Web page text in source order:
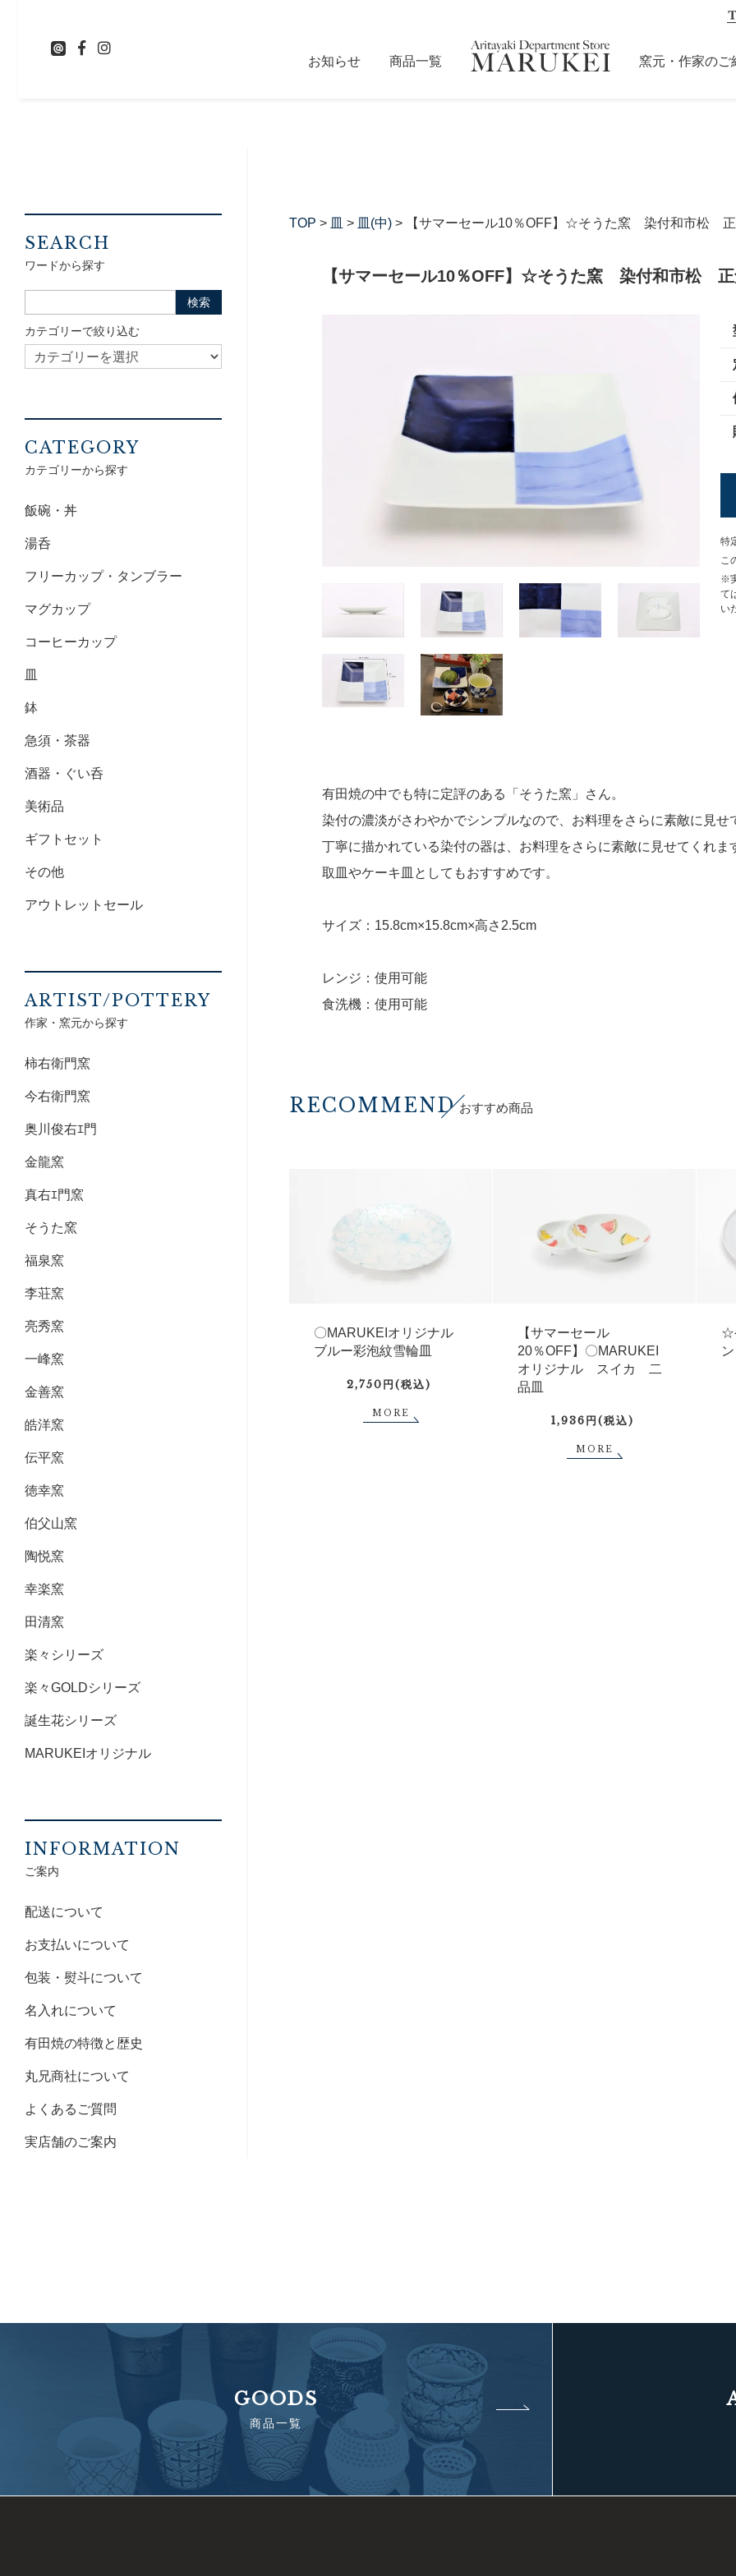
お知らせ 商品一覧 窯元・作家のご
TOP > 皿 > 皿(中) > 【サマーセール10％OFF】☆そうた窯 染付和市松 正
【サマーセール10％OFF】☆そうた窯 染付和市松 正
特
こ
※
て
い
有田焼の中でも特に定評のある「そうた窯」さん。
染付の濃淡がさわやかでシンプルなので、お料理をさらに素敵に見せ
丁寧に描かれている染付の器は、お料理をさらに素敵に見せてくれま
取皿やケーキ皿としてもおすすめです。
サイズ：15.8cm×15.8cm×高さ2.5cm
レンジ：使用可能
食洗機：使用可能
RECOMMEND おすすめ商品
〇MARUKEIオリジナル
ブルー彩泡紋雪輪皿
2,750円(税込)
MORE
【サマーセール
20％OFF】〇MARUKEI
オリジナル スイカ 二
品皿
1,936円(税込)
MORE
☆
SEARCH
ワードから探す
カテゴリーで絞り込む
CATEGORY
カテゴリーから探す
飯碗・丼
湯呑
フリーカップ・タンブラー
マグカップ
コーヒーカップ
皿
鉢
急須・茶器
酒器・ぐい呑
美術品
ギフトセット
その他
アウトレットセール
ARTIST/POTTERY
作家・窯元から探す
柿右衛門窯
今右衛門窯
奥川俊右ｴ門
金龍窯
真右ｴ門窯
そうた窯
福泉窯
李荘窯
亮秀窯
一峰窯
金善窯
皓洋窯
伝平窯
徳幸窯
伯父山窯
陶悦窯
幸楽窯
田清窯
楽々シリーズ
楽々GOLDシリーズ
誕生花シリーズ
MARUKEIオリジナル
INFORMATION
ご案内
配送について
お支払いについて
包装・熨斗について
名入れについて
有田焼の特徴と歴史
丸兄商社について
よくあるご質問
実店舗のご案内
GOODS
商品一覧